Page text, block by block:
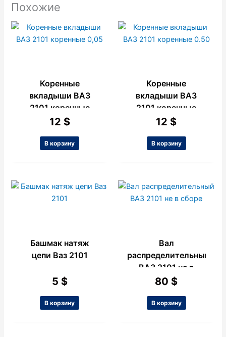
Похожие
Коренные
вкладыши ВАЗ
2101 коренные
0,05
12 $
В корзину
Коренные
вкладыши ВАЗ
2101 коренные
0.50
12 $
В корзину
Башмак натяж
цепи Ваз 2101
5 $
В корзину
Вал
распределительный
ВАЗ 2101 не в
сборе
80 $
В корзину